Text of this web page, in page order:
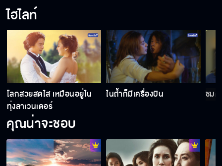
ในตัวทิวาเหมือนมีไฟเผาอีกแล้วครับ
เรื่องคอขาดบาดตาย
ไฮไลท์
โลกสวยสดใส เหมือนอยู่ใน
ทุ่งลาเวนเดอร์
ในถ้ำก็มีเครื่องบิน ชม
คุณน่าจะชอบ